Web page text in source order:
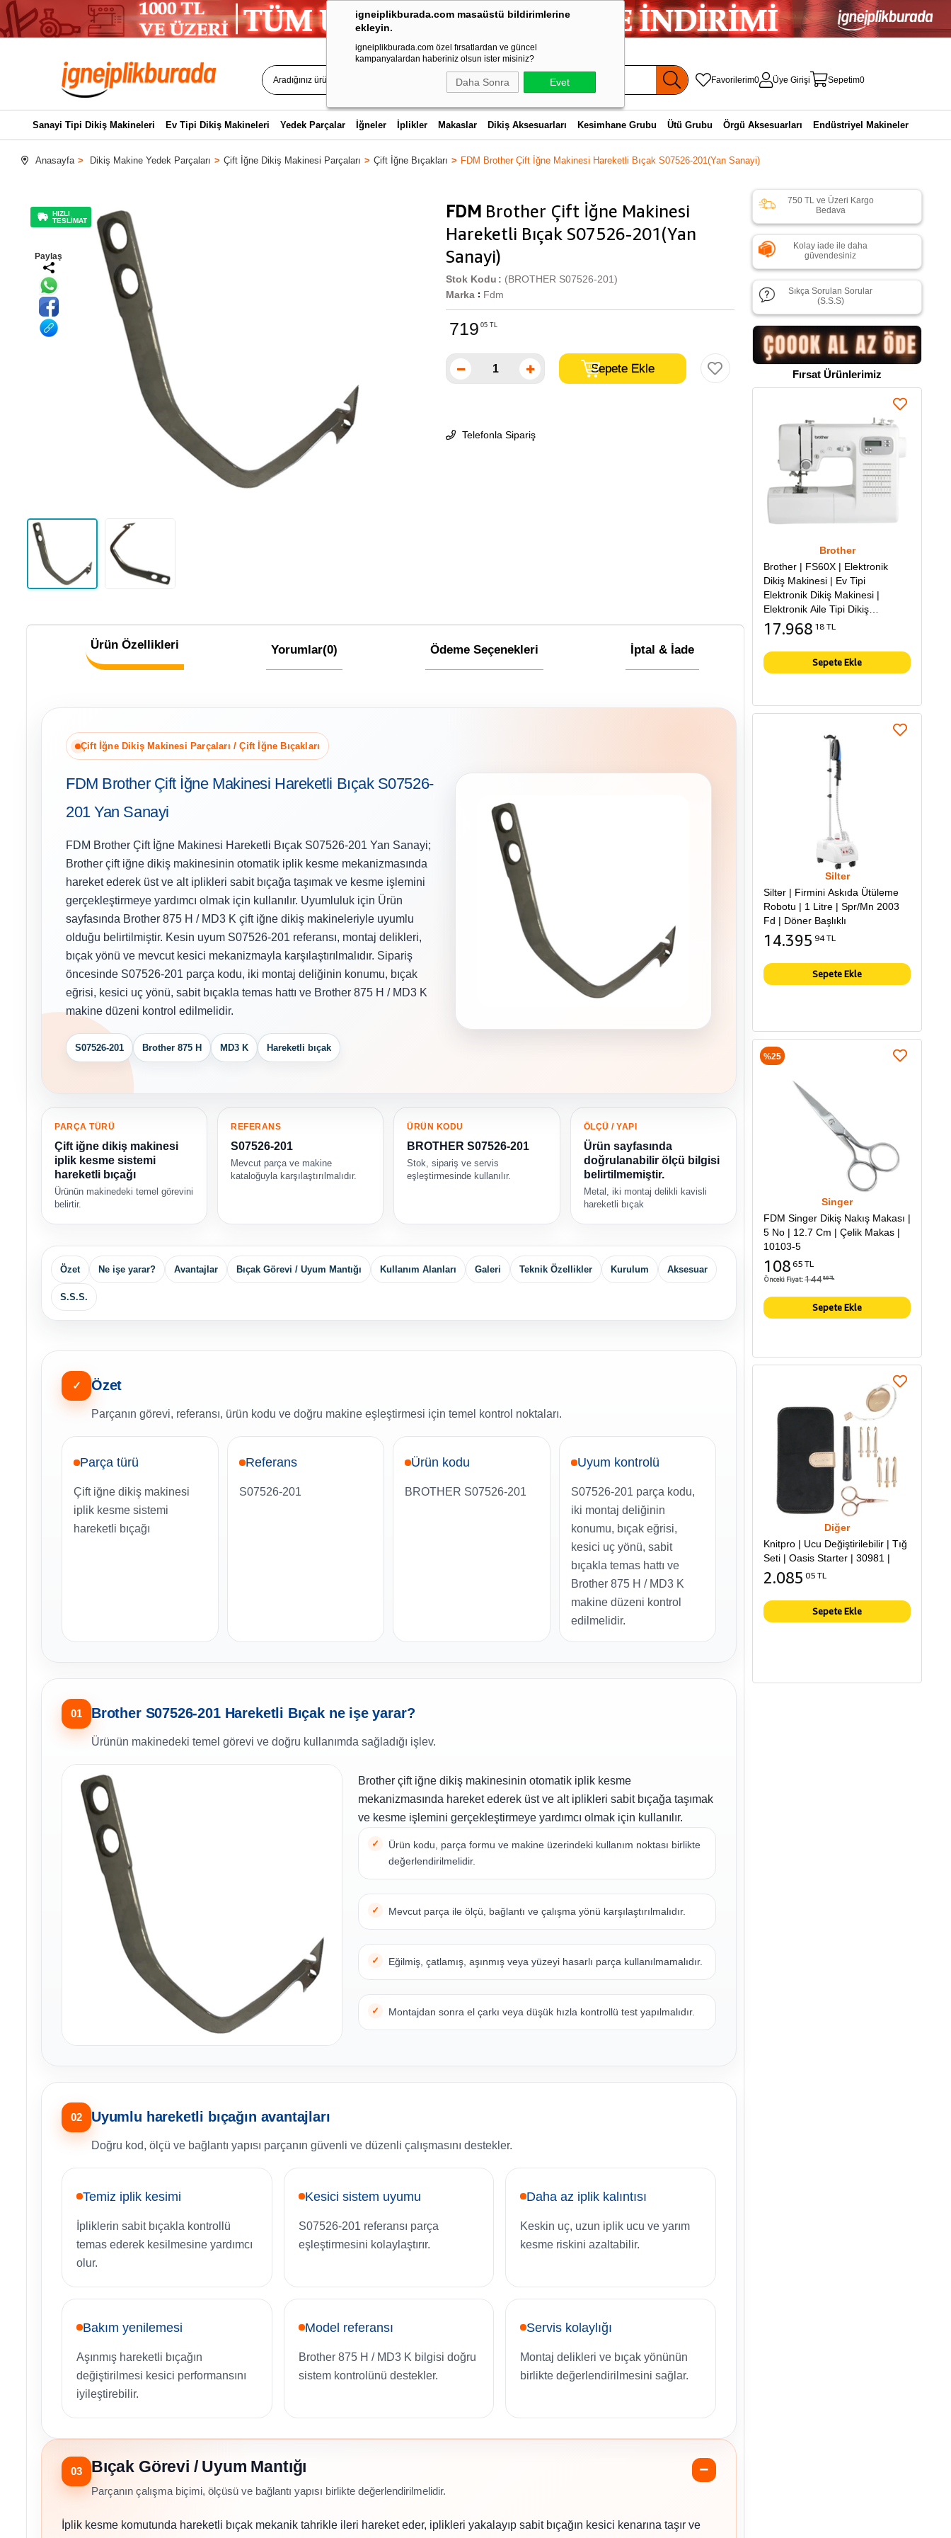
igneiplikburada.com masaüstü bildirimlerine
ekleyin.
igneiplikburada.com özel fırsatlardan ve güncel
kampanyalardan haberiniz olsun ister misiniz?
Daha Sonra Evet Favorilerim0 Üye Girişi Sepetim0
Sanayi Tipi Dikiş Makineleri Ev Tipi Dikiş Makineleri Yedek Parçalar İğneler İplikler Makaslar Dikiş Aksesuarları Kesimhane Grubu Ütü Grubu Örgü Aksesuarları Endüstriyel Makineler
Anasayfa Dikiş Makine Yedek Parçaları Çift İğne Dikiş Makinesi Parçaları Çift İğne Bıçakları FDM Brother Çift İğne Makinesi Hareketli Bıçak S07526-201(Yan Sanayi)
HIZLI
TESLİMAT
Paylaş
FDM Brother Çift İğne Makinesi
Hareketli Bıçak S07526-201(Yan
Sanayi)
(BROTHER S07526-201)
Stok Kodu
Marka : Fdm
719 05 TL
Telefonla Sipariş
Ürün Özellikleri Yorumlar(0) Ödeme Seçenekleri İptal & İade
Çift İğne Dikiş Makinesi Parçaları / Çift İğne Bıçakları
FDM Brother Çift İğne Makinesi Hareketli Bıçak S07526-
201 Yan Sanayi
FDM Brother Çift İğne Makinesi Hareketli Bıçak S07526-201 Yan Sanayi;
Brother çift iğne dikiş makinesinin otomatik iplik kesme mekanizmasında
hareket ederek üst ve alt iplikleri sabit bıçağa taşımak ve kesme işlemini
gerçekleştirmeye yardımcı olmak için kullanılır. Uyumluluk için Ürün
sayfasında Brother 875 H / MD3 K çift iğne dikiş makineleriyle uyumlu
olduğu belirtilmiştir. Kesin uyum S07526-201 referansı, montaj delikleri,
bıçak yönü ve mevcut kesici mekanizmayla karşılaştırılmalıdır. Sipariş
öncesinde S07526-201 parça kodu, iki montaj deliğinin konumu, bıçak
eğrisi, kesici uç yönü, sabit bıçakla temas hattı ve Brother 875 H / MD3 K
makine düzeni kontrol edilmelidir.
S07526-201 Brother 875 H MD3 K Hareketli bıçak
PARÇA TÜRÜ
Çift iğne dikiş makinesi
iplik kesme sistemi
hareketli bıçağı
Ürünün makinedeki temel görevini
belirtir.
REFERANS
S07526-201
Mevcut parça ve makine
kataloğuyla karşılaştırılmalıdır.
ÜRÜN KODU
BROTHER S07526-201
Stok, sipariş ve servis
eşleştirmesinde kullanılır.
ÖLÇÜ / YAPI
Ürün sayfasında
doğrulanabilir ölçü bilgisi
belirtilmemiştir.
Metal, iki montaj delikli kavisli
hareketli bıçak
Özet Ne işe yarar? Avantajlar Bıçak Görevi / Uyum Mantığı Kullanım Alanları Galeri Teknik Özellikler Kurulum Aksesuar
S.S.S.
✓ Özet
Parçanın görevi, referansı, ürün kodu ve doğru makine eşleştirmesi için temel kontrol noktaları.
Parça türü
Çift iğne dikiş makinesi
iplik kesme sistemi
hareketli bıçağı
Referans
S07526-201
Ürün kodu
BROTHER S07526-201
Uyum kontrolü
S07526-201 parça kodu,
iki montaj deliğinin
konumu, bıçak eğrisi,
kesici uç yönü, sabit
bıçakla temas hattı ve
Brother 875 H / MD3 K
makine düzeni kontrol
edilmelidir.
01 Brother S07526-201 Hareketli Bıçak ne işe yarar?
Ürünün makinedeki temel görevi ve doğru kullanımda sağladığı işlev.
Brother çift iğne dikiş makinesinin otomatik iplik kesme
mekanizmasında hareket ederek üst ve alt iplikleri sabit bıçağa taşımak
ve kesme işlemini gerçekleştirmeye yardımcı olmak için kullanılır.
Ürün kodu, parça formu ve makine üzerindeki kullanım noktası birlikte
değerlendirilmelidir.
Mevcut parça ile ölçü, bağlantı ve çalışma yönü karşılaştırılmalıdır.
Eğilmiş, çatlamış, aşınmış veya yüzeyi hasarlı parça kullanılmamalıdır.
Montajdan sonra el çarkı veya düşük hızla kontrollü test yapılmalıdır.
02 Uyumlu hareketli bıçağın avantajları
Doğru kod, ölçü ve bağlantı yapısı parçanın güvenli ve düzenli çalışmasını destekler.
Temiz iplik kesimi
İpliklerin sabit bıçakla kontrollü
temas ederek kesilmesine yardımcı
olur.
Kesici sistem uyumu
S07526-201 referansı parça
eşleştirmesini kolaylaştırır.
Daha az iplik kalıntısı
Keskin uç, uzun iplik ucu ve yarım
kesme riskini azaltabilir.
Bakım yenilemesi
Aşınmış hareketli bıçağın
değiştirilmesi kesici performansını
iyileştirebilir.
Model referansı
Brother 875 H / MD3 K bilgisi doğru
sistem kontrolünü destekler.
Servis kolaylığı
Montaj delikleri ve bıçak yönünün
birlikte değerlendirilmesini sağlar.
03 Bıçak Görevi / Uyum Mantığı
Parçanın çalışma biçimi, ölçüsü ve bağlantı yapısı birlikte değerlendirilmelidir.
İplik kesme komutunda hareketli bıçak mekanik tahrikle ileri hareket eder, iplikleri yakalayıp sabit bıçağın kesici kenarına taşır ve
750 TL ve Üzeri Kargo
Bedava
Kolay iade ile daha
güvendesiniz
Sıkça Sorulan Sorular
(S.S.S)
Fırsat Ürünlerimiz
Brother
Brother | FS60X | Elektronik
Dikiş Makinesi | Ev Tipi
Elektronik Dikiş Makinesi |
Elektronik Aile Tipi Dikiş
Makinesi
17.968 18 TL
Sepete Ekle
Silter
Silter | Firmini Askıda Ütüleme
Robotu | 1 Litre | Spr/Mn 2003
Fd | Döner Başlıklı
14.395 94 TL
Sepete Ekle
Singer
FDM Singer Dikiş Nakış Makası |
5 No | 12.7 Cm | Çelik Makas |
10103-5
108 65 TL
Önceki Fiyat:144 86 TL
Sepete Ekle
%25
Diğer
Knitpro | Ucu Değiştirilebilir | Tığ
Seti | Oasis Starter | 30981 |
2.085 05 TL
Sepete Ekle